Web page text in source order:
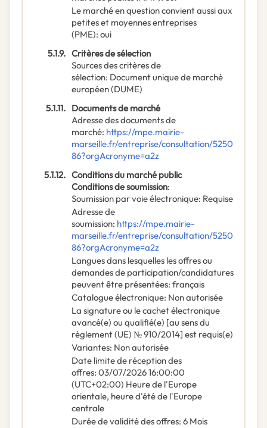
Le marché en question convient aussi aux
petites et moyennes entreprises
(PME): oui
5.1.9. Critères de sélection
Sources des critères de
sélection: Document unique de marché
européen (DUME)
5.1.11. Documents de marché
Adresse des documents de
marché: https://mpe.mairie-
marseille.fr/entreprise/consultation/5250
86?orgAcronyme=a2z
5.1.12. Conditions du marché public
Conditions de soumission:
Soumission par voie électronique: Requise
Adresse de
soumission: https://mpe.mairie-
marseille.fr/entreprise/consultation/5250
86?orgAcronyme=a2z
Langues dans lesquelles les offres ou
demandes de participation/candidatures
peuvent être présentées: français
Catalogue électronique: Non autorisée
La signature ou le cachet électronique
avancé(e) ou qualifié(e) [au sens du
règlement (UE) № 910/2014] est requis(e)
Variantes: Non autorisée
Date limite de réception des
offres: 03/07/202616:00:00
(UTC+02:00) Heure de l'Europe
orientale, heure d'été de l'Europe
centrale
Durée de validité des offres: 6 Mois